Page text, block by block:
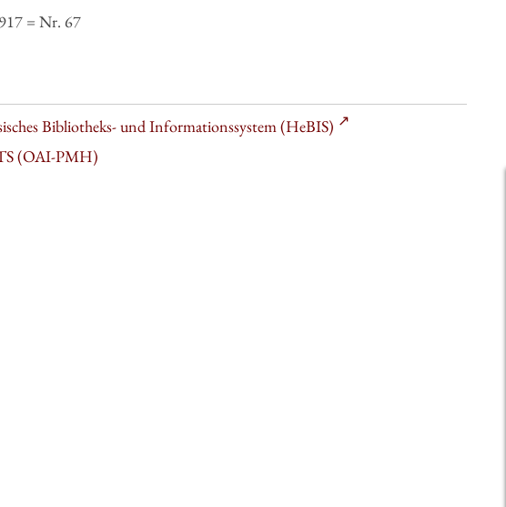
= Nr. 67
Bibliotheks- und Informationssystem (HeBIS)
(OAI-PMH)